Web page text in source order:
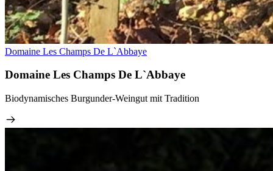
Domaine Les Champs De L`Abbaye
Domaine Les Champs De L`Abbaye
Biodynamisches Burgunder-Weingut mit Tradition